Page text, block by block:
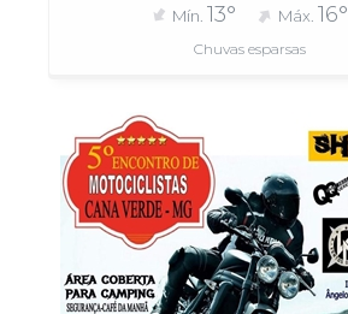
Mín. 13° Máx. 16°
Chuvas esparsas